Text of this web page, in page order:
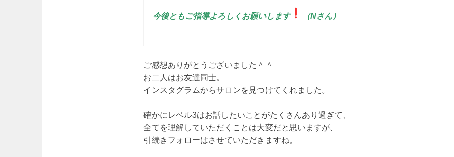
今後ともご指導よろしくお願いします （Nさん）
ご感想ありがとうございました＾＾
お二人はお友達同士。
インスタグラムからサロンを見つけてくれました。
確かにレベル3はお話したいことがたくさんあり過ぎて、
全てを理解していただくことは大変だと思いますが、
引続きフォローはさせていただきますね。